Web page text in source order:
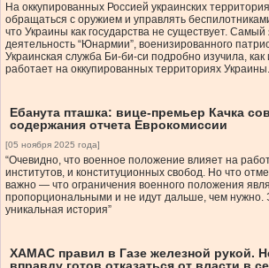
На оккупированных Россией украинских
обращаться с оружием и управлять
что Украины как государства не существует.
деятельность “Юнармии”, военизированного
Украинская служба Би-би-си подробно изучила,
работает на оккупированных территориях Украины.
Ебанута пташка: вице-премьер Качка
содержания отчета Еврокомиссии
[05 ноября 2025 года]
“Очевидно, что военное положение влияет на
институтов, и конституционных свобод. Но что
важно — что ограничения военного положения
пропорциональными и не идут дальше, чем нужно.
уникальная история”
ХАМАС правил в Газе железной рукой.